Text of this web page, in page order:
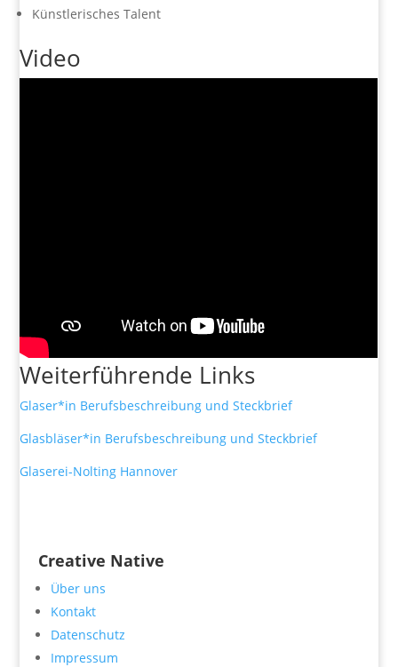
Künstlerisches Talent
Video
Weiterführende Links
Glaser*in Berufsbeschreibung und Steckbrief
Glasbläser*in Berufsbeschreibung und Steckbrief
Glaserei-Nolting Hannover
Creative Native
Über uns
Kontakt
Datenschutz
Impressum